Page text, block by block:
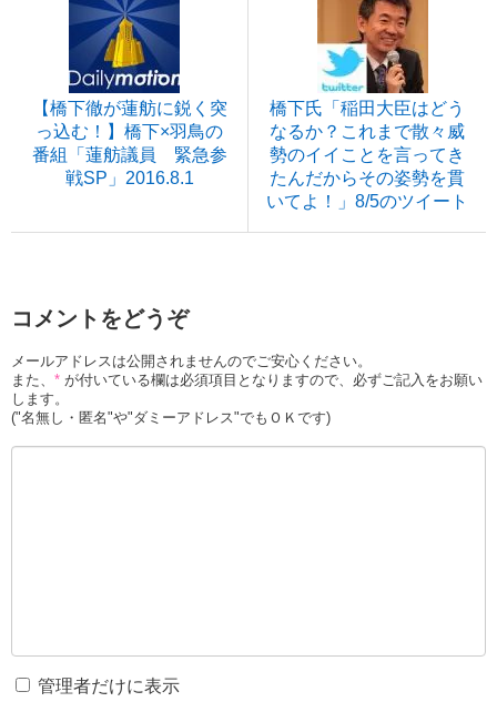
【橋下徹が蓮舫に鋭く突
っ込む！】橋下×羽鳥の
番組「蓮舫議員 緊急参
戦SP」2016.8.1
橋下氏「稲田大臣はどう
なるか？これまで散々威
勢のイイことを言ってき
たんだからその姿勢を貫
いてよ！」8/5のツイート
コメントをどうぞ
メールアドレスは公開されませんのでご安心ください。
また、 * が付いている欄は必須項目となりますので、必ずご記入をお願い
します。
("名無し・匿名"や"ダミーアドレス"でもＯＫです)
管理者だけに表示